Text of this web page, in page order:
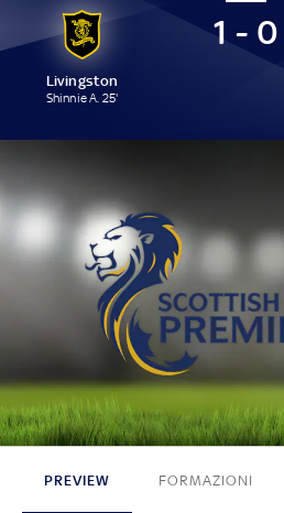
Livingston
Shinnie A. 25'
1 - 0
1 - 0
PREVIEW FORMAZIONI